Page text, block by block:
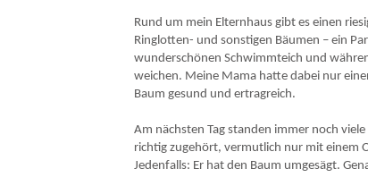
Rund um mein Elternhaus gibt es einen
Ringlotten- und sonstigen Bäumen – ein
wunderschönen Schwimmteich und
weichen. Meine Mama hatte dabei nur
Baum gesund und ertragreich.
Am nächsten Tag standen immer noch
richtig zugehört, vermutlich nur mit einem
Jedenfalls: Er hat den Baum umgesägt.